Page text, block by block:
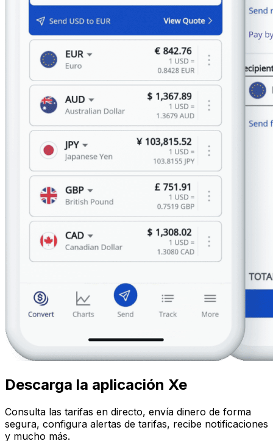
Descarga la aplicación Xe
Consulta las tarifas en directo, envía dinero de forma
segura, configura alertas de tarifas, recibe notificaciones
y mucho más.